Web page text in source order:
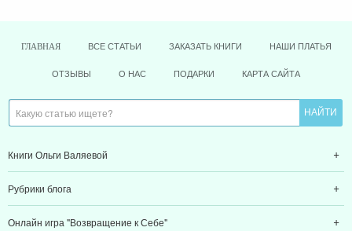
ГЛАВНАЯ ВСЕ СТАТЬИ ЗАКАЗАТЬ КНИГИ НАШИ ПЛАТЬЯ
ОТЗЫВЫ О НАС ПОДАРКИ КАРТА САЙТА
Книги Ольги Валяевой
Рубрики блога
Онлайн игра "Возвращение к Себе"